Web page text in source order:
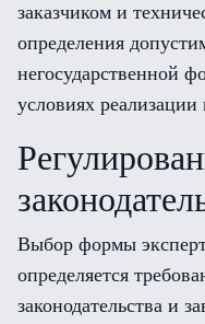
заказчиком и
определения
негосударственной
условиях реализации
Выбор формы
определяется
законодательства и